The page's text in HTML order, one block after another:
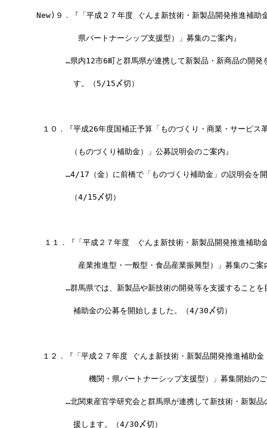
New)９．『「平成２７年度 ぐんま新技術・新製品開発推進補助
県パートナーシップ支援型）」募集のご案内』
…県内12市6町と群馬県が連携して新製品・新商品の開発
す。（5/15〆切）
１０．『平成26年度国補正予算「ものづくり・商業・サービス
（ものづくり補助金）」公募説明会のご案内』
…4/17（金）に前橋で「ものづくり補助金」の説明会を開
（4/15〆切）
　１１．『「平成２７年度　ぐんま新技術・新製品開発推進補助
産業推進型・一般型・食品産業振興型）」募集のご案
…群馬県では、新製品や新技術の開発等を支援することを
補助金の公募を開始しました。（4/30〆切）
１２．『「平成２７年度 ぐんま新技術・新製品開発推進補助金
機関・県パートナーシップ支援型）」募集開始の
…北関東産官学研究会と群馬県が連携して新技術・新製品
援します。（4/30〆切）